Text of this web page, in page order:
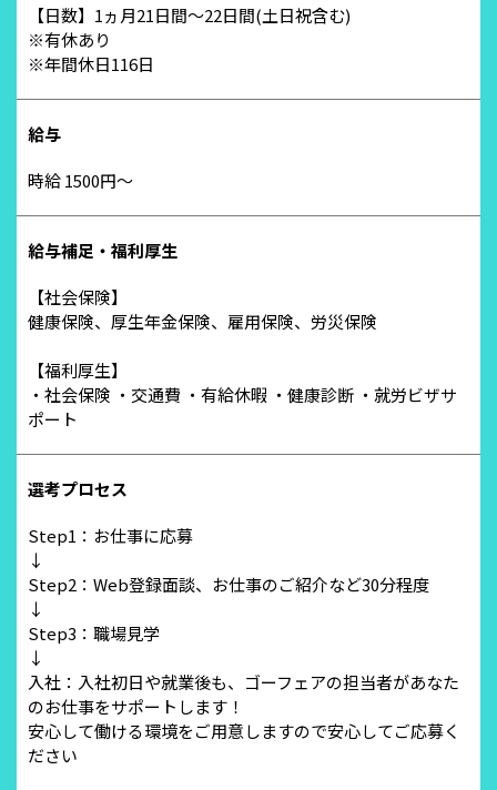
【日数】1ヵ月21日間～22日間(土日祝含む)
※有休あり
※年間休日116日
給与
時給 1500円～
給与補足・福利厚生
【社会保険】
健康保険、厚生年金保険、雇用保険、労災保険
【福利厚生】
・社会保険 ・交通費 ・有給休暇 ・健康診断 ・就労ビザサ
ポート
選考プロセス
Step1：お仕事に応募
↓
Step2：Web登録面談、お仕事のご紹介など30分程度
↓
Step3：職場見学
↓
入社：入社初日や就業後も、ゴーフェアの担当者があなた
のお仕事をサポートします！
安心して働ける環境をご用意しますので安心してご応募く
ださい